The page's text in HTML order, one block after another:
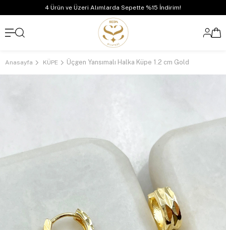
4 Ürün ve Üzeri Alımlarda Sepette %15 İndirim!
Anasayfa KÜPE Üçgen Yansımalı Halka Küpe 1.2 cm Gold